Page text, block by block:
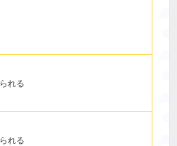
れる
れる